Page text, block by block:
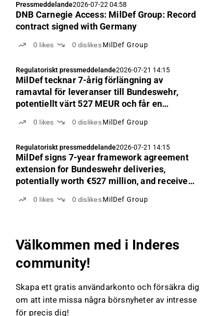
Pressmeddelande2026-07-22 04:58
DNB Carnegie Access: MilDef Group: Record
contract signed with Germany
0 likes 0 dislikes MilDef Group
Regulatoriskt pressmeddelande2026-07-21 14:15
MilDef tecknar 7-årig förlängning av
ramavtal för leveranser till Bundeswehr,
potentiellt värt 527 MEUR och får en
0 likes 0 dislikes MilDef Group
Regulatoriskt pressmeddelande2026-07-21 14:15
MilDef signs 7-year framework agreement
extension for Bundeswehr deliveries,
potentially worth €527 million, and receives
0 likes 0 dislikes MilDef Group
Välkommen med i Inderes
community!
Skapa ett gratis användarkonto och försäkra dig
om att inte missa några börsnyheter av intresse
för precis dig!